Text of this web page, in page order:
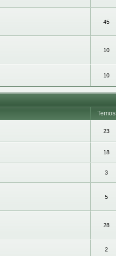
45
10
10
Temos
23
18
3
5
28
2